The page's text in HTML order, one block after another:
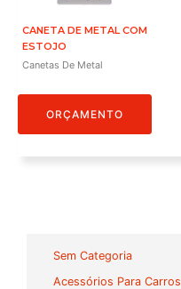
Sem Categoria
Acessórios Para Carros
CANETA DE METAL COM
ESTOJO
Canetas De Metal
ORÇAMENTO